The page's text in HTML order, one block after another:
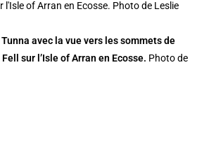
Tunna avec la vue vers les sommets de
sur l’Isle of Arran en Ecosse. Photo de